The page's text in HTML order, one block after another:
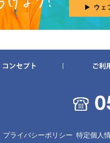
プライバシーポリシー 特定個人